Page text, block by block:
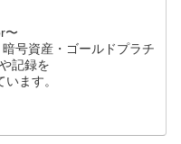
〜
号資産・ゴールドプラチ
記録を
ます。